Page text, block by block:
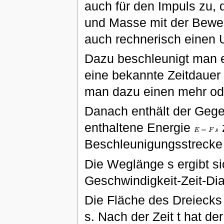
auch für den Impuls zu,
und Masse mit der
auch rechnerisch einen
Dazu beschleunigt man
eine bekannte
man dazu einen mehr
Danach enthält der
enthaltene Energie
E = F s
E= Fs
Die Weglänge s ergibt
Geschwindigkeit-Zeit-
Die Fläche des
s. Nach der Zeit t hat